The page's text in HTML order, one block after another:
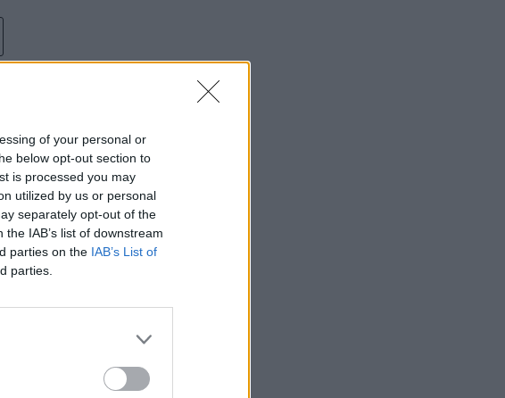
of your personal or
below opt-out section to
is processed you may
utilized by us or personal
separately opt-out of the
IAB’s list of downstream
parties on the IAB’s List of
parties.
do